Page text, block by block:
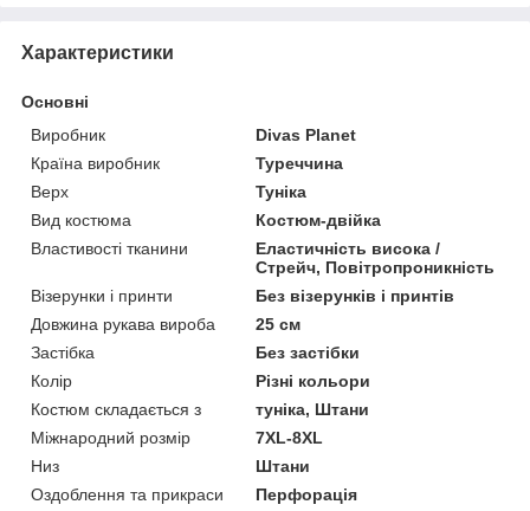
Характеристики
Основні
Виробник
Divas Planet
Країна виробник
Туреччина
Верх
Туніка
Вид костюма
Костюм-двійка
Властивості тканини
Еластичність висока /
Стрейч, Повітропроникність
Візерунки і принти
Без візерунків і принтів
Довжина рукава вироба
25 см
Застібка
Без застібки
Колір
Різні кольори
Костюм складається з
туніка, Штани
Міжнародний розмір
7XL-8XL
Низ
Штани
Оздоблення та прикраси
Перфорація